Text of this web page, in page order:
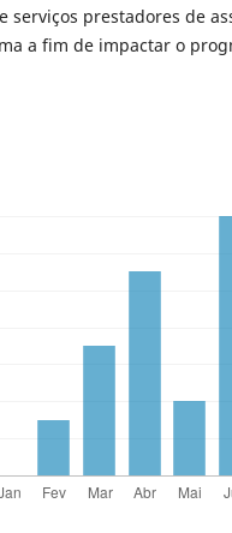
serviços prestadores de
a fim de impactar o